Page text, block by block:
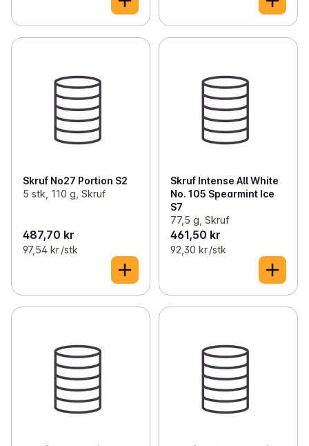
Skruf No27 Portion S2
5 stk, 110 g, Skruf
487,70 kr
97,54 kr /stk
Skruf Intense All White
No. 105 Spearmint Ice
S7
77,5 g, Skruf
461,50 kr
92,30 kr /stk